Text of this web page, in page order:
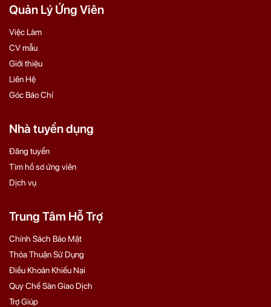
Quản Lý Ứng Viên
Việc Làm
CV mẫu
Giới thiệu
Liên Hệ
Góc Báo Chí
Nhà tuyển dụng
Đăng tuyển
Tìm hồ sơ ứng viên
Dịch vụ
Trung Tâm Hỗ Trợ
Chính Sách Bảo Mật
Thỏa Thuận Sử Dụng
Điều Khoản Khiếu Nại
Quy Chế Sàn Giao Dịch
Trợ Giúp